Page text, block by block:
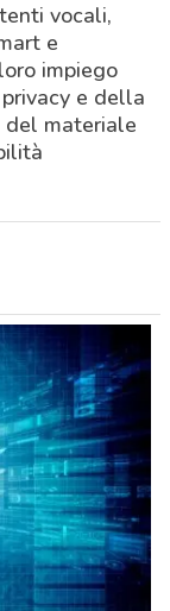
vocali,
e
impiego
e della
del materiale